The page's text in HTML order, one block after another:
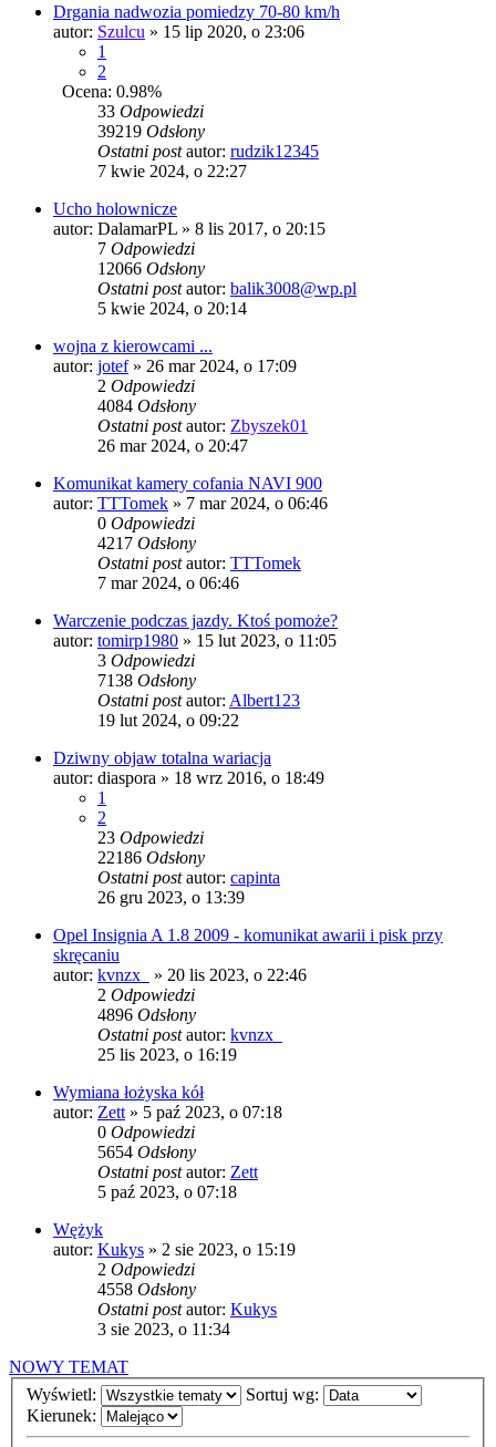
Drgania nadwozia pomiedzy 70-80 km/h
autor: Szulcu » 15 lip 2020, o 23:06
1
2
Ocena: 0.98%
33 Odpowiedzi
39219 Odsłony
Ostatni postautor: rudzik12345
7 kwie 2024, o 22:27
Ucho holownicze
autor: DalamarPL » 8 lis 2017, o 20:15
7 Odpowiedzi
12066 Odsłony
Ostatni postautor: balik3008@wp.pl
5 kwie 2024, o 20:14
wojna z kierowcami ...
autor: jotef» 26 mar 2024, o 17:09
2 Odpowiedzi
4084 Odsłony
Ostatni postautor: Zbyszek01
26 mar 2024, o 20:47
Komunikat kamery cofania NAVI 900
autor: TTTomek » 7 mar 2024, o 06:46
0 Odpowiedzi
4217 Odsłony
Ostatni postautor: TTTomek
7 mar 2024, o 06:46
Warczenie podczas jazdy. Ktoś pomoże?
autor: tomirp1980 » 15 lut 2023, o 11:05
3 Odpowiedzi
7138 Odsłony
Ostatni postautor: Albert123
19 lut 2024, o 09:22
Dziwny objaw totalna wariacja
autor: diaspora » 18 wrz 2016, o 18:49
1
2
23 Odpowiedzi
22186 Odsłony
Ostatni postautor: capinta
26 gru 2023, o 13:39
Opel Insignia A 1.8 2009 - komunikat awarii i pisk przy
skręcaniu
autor: kvnzx_
» 20 lis 2023, o 22:46
2 Odpowiedzi
4896 Odsłony
Ostatni postautor: kvnzx_
25 lis 2023, o 16:19
Wymiana łożyska kół
autor: Zett » 5 paź 2023, o 07:18
0 Odpowiedzi
5654 Odsłony
Ostatni postautor: Zett
5 paź 2023, o 07:18
Wężyk
autor: Kukys » 2 sie 2023, o 15:19
2 Odpowiedzi
4558 Odsłony
Ostatni postautor: Kukys
3 sie 2023, o 11:34
NOWY TEMAT
Wyświetl:
Sortuj wg:
Kierunek: